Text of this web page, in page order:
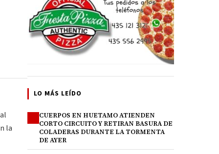
la
LO MÁS LEÍDO
CUERPOS EN HUETAMO ATIENDEN
CORTO CIRCUITO Y RETIRAN BASURA DE
COLADERAS DURANTE LA TORMENTA
DE AYER